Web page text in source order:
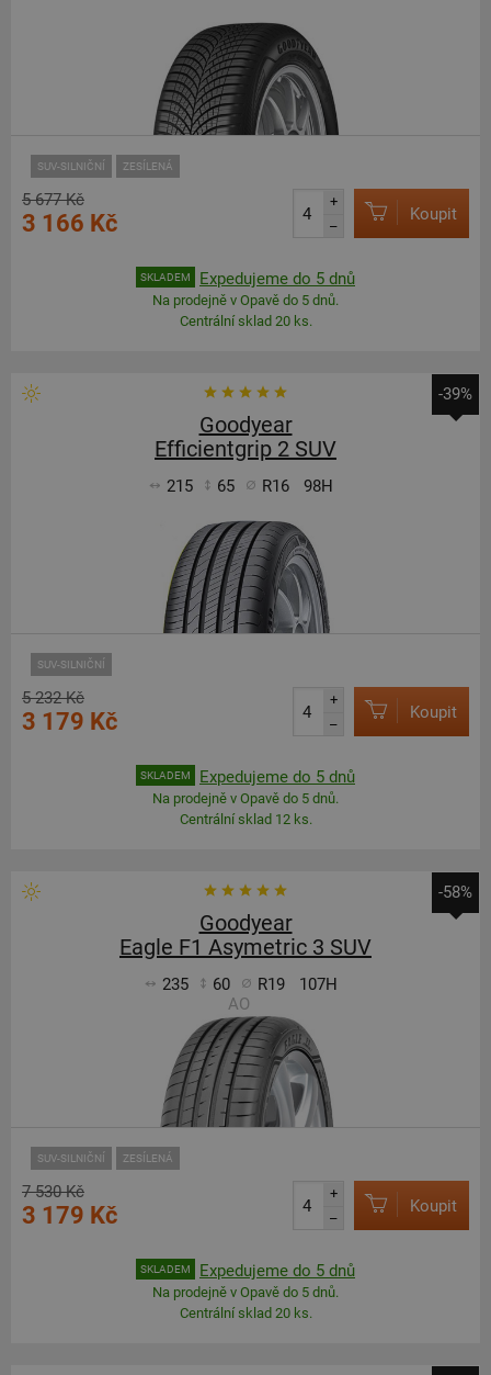
SUV-SILNIČNÍ ZESÍLENÁ
5 677 Kč
3 166 Kč
+
–
Koupit
SKLADEM Expedujeme do 5 dnů
Na prodejně v Opavě do 5 dnů.
Centrální sklad 20 ks.
-39%
Goodyear
Efficientgrip 2 SUV
215 65 R16 98H
SUV-SILNIČNÍ
5 232 Kč
3 179 Kč
+
–
Koupit
SKLADEM Expedujeme do 5 dnů
Na prodejně v Opavě do 5 dnů.
Centrální sklad 12 ks.
-58%
Goodyear
Eagle F1 Asymetric 3 SUV
235 60 R19
107H
AO
SUV-SILNIČNÍ ZESÍLENÁ
7 530 Kč
3 179 Kč
+
–
Koupit
SKLADEM Expedujeme do 5 dnů
Na prodejně v Opavě do 5 dnů.
Centrální sklad 20 ks.